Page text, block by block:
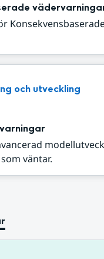
och utveckling
väntar.